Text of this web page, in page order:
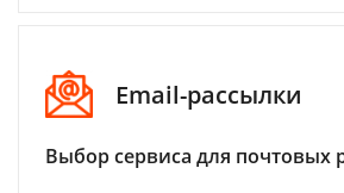
Email-рассылки
Выбор сервиса для почтовых